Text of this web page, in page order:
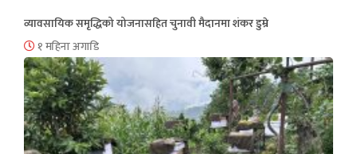
व्यावसायिक समृद्धिको योजनासहित चुनावी मैदानमा शंकर डुम्रे
१ महिना अगाडि